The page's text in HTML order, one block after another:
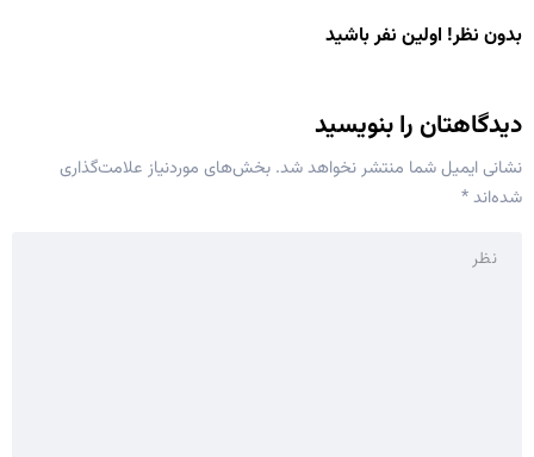
بدون نظر! اولین نفر باشید
دیدگاهتان را بنویسید
نشانی ایمیل شما منتشر نخواهد شد. بخش‌های موردنیاز علامت‌گذاری
شده‌اند*